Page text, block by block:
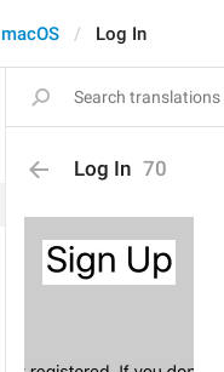
macOS Log In
Log In 70